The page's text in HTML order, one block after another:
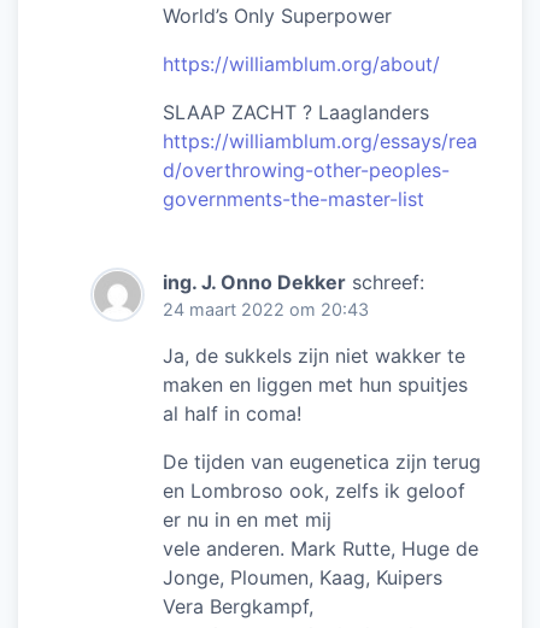
World’s Only Superpower
https://williamblum.org/about/
SLAAP ZACHT ? Laaglanders
https://williamblum.org/essays/rea
d/overthrowing-other-peoples-
governments-the-master-list
ing. J. Onno Dekker schreef:
24 maart 2022 om 20:43
Ja, de sukkels zijn niet wakker te
maken en liggen met hun spuitjes
al half in coma!
De tijden van eugenetica zijn terug
en Lombroso ook, zelfs ik geloof
er nu in en met mij
vele anderen. Mark Rutte, Huge de
Jonge, Ploumen, Kaag, Kuipers
Vera Bergkampf,